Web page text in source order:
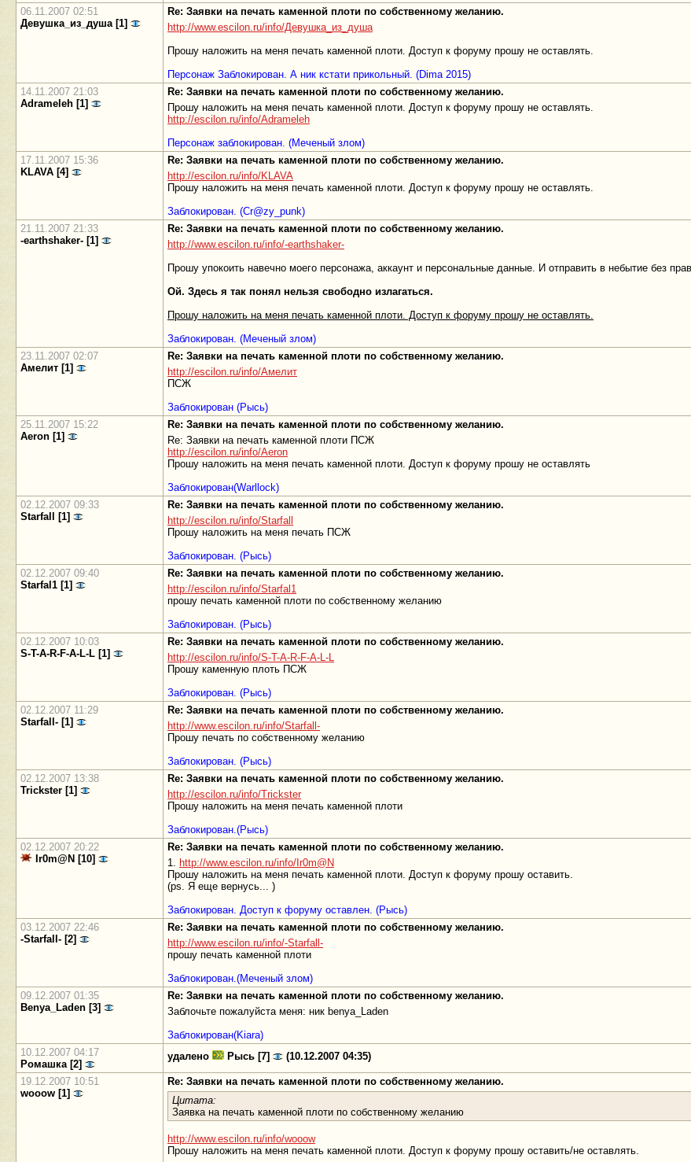
06.11.2007 02:51
Девушка_из_душа [1]
Re: Заявки на печать каменной плоти по собственному желанию.
http://www.escilon.ru/info/Девушка_из_душа
Прошу наложить на меня печать каменной плоти. Доступ к форуму прошу не оставлять.
Персонаж Заблокирован. А ник кстати прикольный. (Dima 2015)
14.11.2007 21:03
Adrameleh [1]
Re: Заявки на печать каменной плоти по собственному желанию.
Прошу наложить на меня печать каменной плоти. Доступ к форуму прошу не оставлять.
http://escilon.ru/info/Adrameleh
Персонаж заблокирован. (Меченый злом)
17.11.2007 15:36
KLAVA [4]
Re: Заявки на печать каменной плоти по собственному желанию.
http://escilon.ru/info/KLAVA
Прошу наложить на меня печать каменной плоти. Доступ к форуму прошу не оставлять.
Заблокирован. (Cr@zy_punk)
21.11.2007 21:33
-earthshaker- [1]
Re: Заявки на печать каменной плоти по собственному желанию.
http://www.escilon.ru/info/-earthshaker-
Прошу упокоить навечно моего персонажа, аккаунт и персональные данные. И отправить в небытие без
Ой. Здесь я так понял нельзя свободно излагаться.
Прошу наложить на меня печать каменной плоти. Доступ к форуму прошу не оставлять.
Заблокирован. (Меченый злом)
23.11.2007 02:07
Амелит [1]
Re: Заявки на печать каменной плоти по собственному желанию.
http://escilon.ru/info/Амелит
ПСЖ
Заблокирован (Рысь)
25.11.2007 15:22
Aeron [1]
Re: Заявки на печать каменной плоти по собственному желанию.
Re: Заявки на печать каменной плоти ПСЖ
http://escilon.ru/info/Aeron
Прошу наложить на меня печать каменной плоти. Доступ к форуму прошу не оставлять
Заблокирован(Warllock)
02.12.2007 09:33
Starfall [1]
Re: Заявки на печать каменной плоти по собственному желанию.
http://escilon.ru/info/Starfall
Прошу наложить на меня печать ПСЖ
Заблокирован. (Рысь)
02.12.2007 09:40
Starfal1 [1]
Re: Заявки на печать каменной плоти по собственному желанию.
http://escilon.ru/info/Starfal1
прошу печать каменной плоти по собственному желанию
Заблокирован. (Рысь)
02.12.2007 10:03
S-T-A-R-F-A-L-L [1]
Re: Заявки на печать каменной плоти по собственному желанию.
http://escilon.ru/info/S-T-A-R-F-A-L-L
Прошу каменную плоть ПСЖ
Заблокирован. (Рысь)
02.12.2007 11:29
Starfall- [1]
Re: Заявки на печать каменной плоти по собственному желанию.
http://www.escilon.ru/info/Starfall-
Прошу печать по собственному желанию
Заблокирован. (Рысь)
02.12.2007 13:38
Trickster [1]
Re: Заявки на печать каменной плоти по собственному желанию.
http://escilon.ru/info/Trickster
Прошу наложить на меня печать каменной плоти
Заблокирован.(Рысь)
02.12.2007 20:22
Ir0m@N [10]
Re: Заявки на печать каменной плоти по собственному желанию.
1. http://www.escilon.ru/info/Ir0m@N
Прошу наложить на меня печать каменной плоти. Доступ к форуму прошу оставить.
(ps. Я еще вернусь... )
Заблокирован. Доступ к форуму оставлен. (Рысь)
03.12.2007 22:46
-Starfall- [2]
Re: Заявки на печать каменной плоти по собственному желанию.
http://www.escilon.ru/info/-Starfall-
прошу печать каменной плоти
Заблокирован.(Меченый злом)
09.12.2007 01:35
Benya_Laden [3]
Re: Заявки на печать каменной плоти по собственному желанию.
Заблочьте пожалуйста меня: ник benya_Laden
Заблокирован(Kiara)
10.12.2007 04:17
Ромашка [2]
удалено Рысь [7] (10.12.2007 04:35)
19.12.2007 10:51
wooow [1]
Re: Заявки на печать каменной плоти по собственному желанию.
Цитата:
Заявка на печать каменной плоти по собственному желанию
http://www.escilon.ru/info/wooow
Прошу наложить на меня печать каменной плоти. Доступ к форуму прошу оставить/не оставлять.